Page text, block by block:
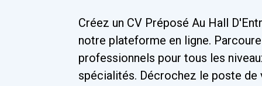
Créez un CV Préposé Au Hall
notre plateforme en ligne.
professionnels pour tous les
spécialités. Décrochez le poste de